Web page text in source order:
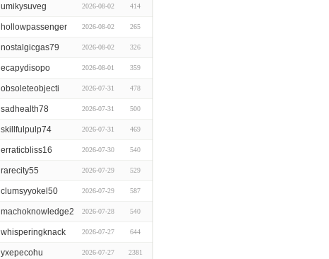
umikysuveg 2026-08-02 414
hollowpassenger 2026-08-02 265
nostalgicgas79 2026-08-02 326
ecapydisopo 2026-08-01 359
obsoleteobjecti 2026-07-31 478
sadhealth78 2026-07-31 500
skillfulpulp74 2026-07-31 469
erraticbliss16 2026-07-30 540
rarecity55 2026-07-29 529
clumsyyokel50 2026-07-29 587
machoknowledge2 2026-07-28 540
whisperingknack 2026-07-27 644
yxepecohu 2026-07-27 2381